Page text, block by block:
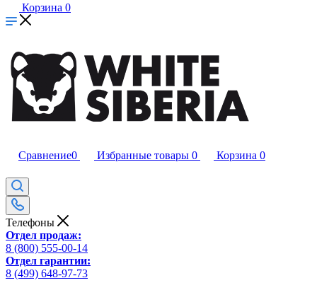
Корзина 0
Сравнение0 Избранные товары 0 Корзина 0
Телефоны
Отдел продаж:
8 (800) 555-00-14
Отдел гарантии:
8 (499) 648-97-73